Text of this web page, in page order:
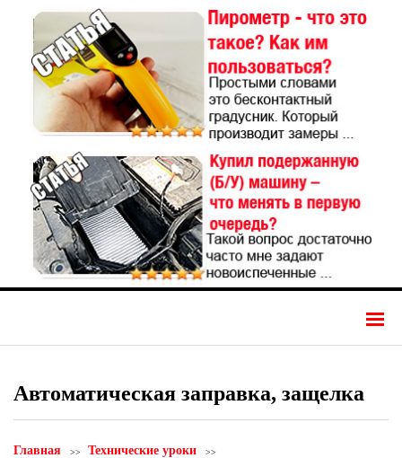
Автоматическая заправка, защелка
Главная Технические уроки